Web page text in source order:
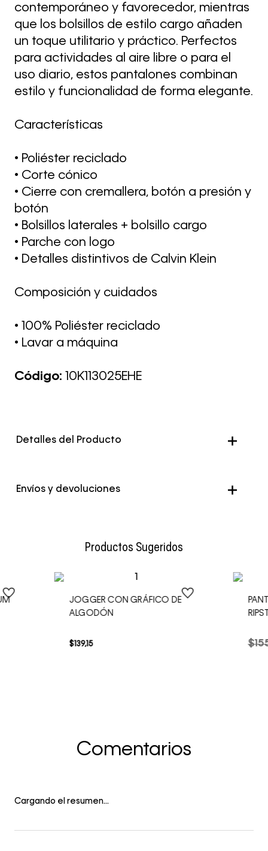
contemporáneo y favorecedor, mientras
que los bolsillos de estilo cargo añaden
un toque utilitario y práctico. Perfectos
para actividades al aire libre o para el
uso diario, estos pantalones combinan
estilo y funcionalidad de forma elegante.
Características
• Poliéster reciclado
• Corte cónico
• Cierre con cremallera, botón a presión y
botón
• Bolsillos laterales + bolsillo cargo
• Parche con logo
• Detalles distintivos de Calvin Klein
Composición y cuidados
• 100% Poliéster reciclado
• Lavar a máquina
Código: 10K113025EHE
Detalles del Producto
Color Negro
Envíos y devoluciones
Productos Sugeridos
JOGGER CON GRÁFICO DE
ALGODÓN
$139,15 $
Comentarios
Cargando el resumen…